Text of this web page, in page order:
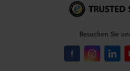
Besuchen Sie